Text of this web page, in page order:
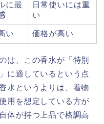
に最
日常使いには重
い
い 価格が高い
は、この香水が「特別
に適しているという点
水というよりは、着物
用を想定している方が
体が持つ上品で格調高